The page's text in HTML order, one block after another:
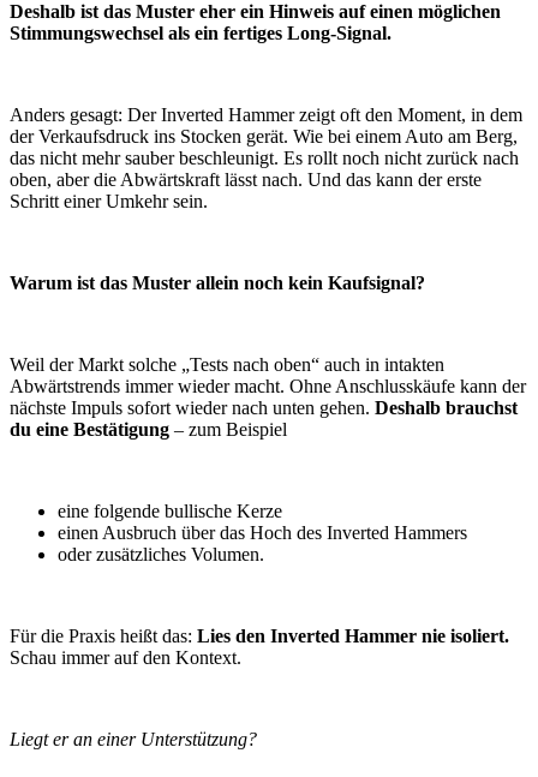
Deshalb ist das Muster eher ein Hinweis auf einen möglichen
Stimmungswechsel als ein fertiges Long-Signal.
Anders gesagt: Der Inverted Hammer zeigt oft den Moment, in dem
der Verkaufsdruck ins Stocken gerät. Wie bei einem Auto am Berg,
das nicht mehr sauber beschleunigt. Es rollt noch nicht zurück nach
oben, aber die Abwärtskraft lässt nach. Und das kann der erste
Schritt einer Umkehr sein.
Warum ist das Muster allein noch kein Kaufsignal?
Weil der Markt solche „Tests nach oben“ auch in intakten
Abwärtstrends immer wieder macht. Ohne Anschlusskäufe kann der
nächste Impuls sofort wieder nach unten gehen. Deshalb brauchst
du eine Bestätigung – zum Beispiel
eine folgende bullische Kerze
einen Ausbruch über das Hoch des Inverted Hammers
oder zusätzliches Volumen.
Für die Praxis heißt das: Lies den Inverted Hammer nie isoliert.
Schau immer auf den Kontext.
Liegt er an einer Unterstützung?